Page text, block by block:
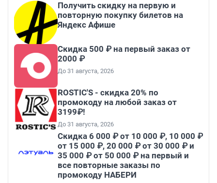
Получить скидку на первую и
повторную покупку билетов на
Яндекс Афише
Скидка 500 ₽ на первый заказ от
2000 ₽
До 31 августа, 2026
ROSTIC'S - скидка 20% по
промокоду на любой заказ от
3199₽!
До 31 августа, 2026
Скидка 6 000 ₽ от 10 000 ₽, 10 000 ₽
от 15 000 ₽, 20 000 ₽ от 30 000 ₽ и
35 000 ₽ от 50 000 ₽ на первый и
все повторные заказы по
промокоду НАБЕРИ